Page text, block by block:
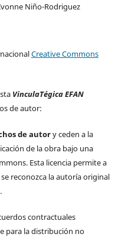
Niño-Rodriguez
Creative Commons
VinculaTégica EFAN
de autor:
de autory ceden a la
de la obra bajo una
Esta licencia permite a
reconozca la autoría original
contractuales
para la distribución no